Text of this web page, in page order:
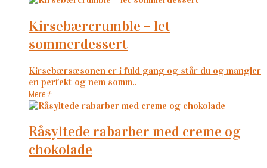
kirsebærcrumble – let
sommerdessert
Kirsebærsæsonen er i fuld gang og står du og mangler
en perfekt og nem somm..
Mere+
råsyltede rabarber med creme og
chokolade